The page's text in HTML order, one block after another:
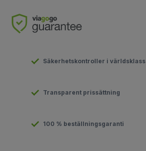
Säkerhetskontroller i världsklass
Transparent prissättning
100 % beställningsgaranti